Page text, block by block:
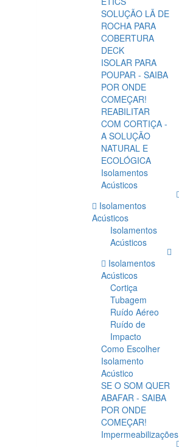
SOLUÇÃO LÃ DE
ROCHA PARA
COBERTURA
DECK
ISOLAR PARA
POUPAR - SAIBA
POR ONDE
COMEÇAR!
REABILITAR
COM CORTIÇA -
A SOLUÇÃO
NATURAL E
ECOLÓGICA
Isolamentos
Acústicos
Isolamentos
Acústicos
Isolamentos
Acústicos
Isolamentos
Acústicos
Cortiça
Tubagem
Ruído Aéreo
Ruído de
Impacto
Como Escolher
Isolamento
Acústico
SE O SOM QUER
ABAFAR - SAIBA
POR ONDE
COMEÇAR!
Impermeabilizações